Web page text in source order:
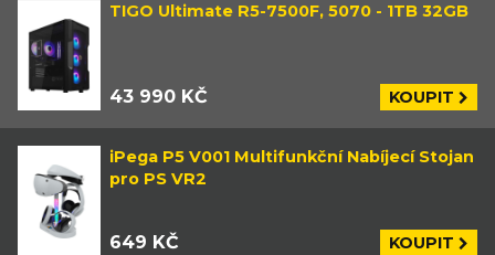
TIGO Ultimate R5-7500F, 5070 - 1TB 32GB
43 990 KČ KOUPIT
iPega P5 V001 Multifunkční Nabíjecí Stojan
pro PS VR2
649 KČ KOUPIT